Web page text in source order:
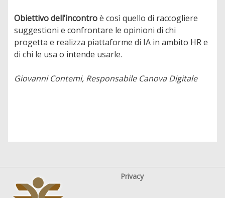
Obiettivo dell’incontroè così quello di raccogliere
suggestioni e confrontare le opinioni di chi
progetta e realizza piattaforme di IA in ambito HR e
di chi le usa o intende usarle.
Giovanni Contemi, Responsabile Canova Digitale
Privacy